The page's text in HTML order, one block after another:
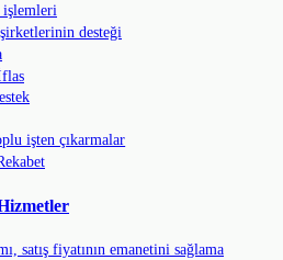
işlemleri
desteği
işten çıkarmalar
satış fiyatının emanetini sağlama